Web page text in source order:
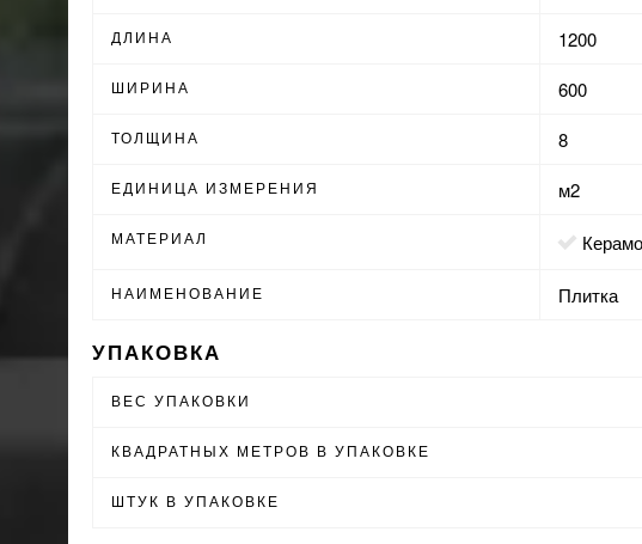
ДЛИНА 1200
ШИРИНА 600
ТОЛЩИНА 8
ЕДИНИЦА ИЗМЕРЕНИЯ м2
МАТЕРИАЛ
НАИМЕНОВАНИЕ Плитка
УПАКОВКА
ВЕС УПАКОВКИ
КВАДРАТНЫХ МЕТРОВ В УПАКОВКЕ
ШТУК В УПАКОВКЕ